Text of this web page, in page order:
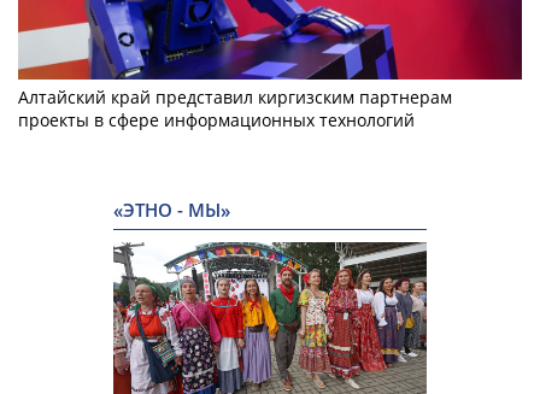
Алтайский край представил киргизским партнерам
проекты в сфере информационных технологий
«ЭТНО - МЫ»